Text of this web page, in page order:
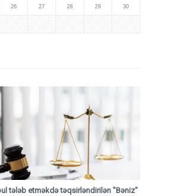
26 27 28 29 30
tələb etməkdə təqsirləndirilən "Bəniz"